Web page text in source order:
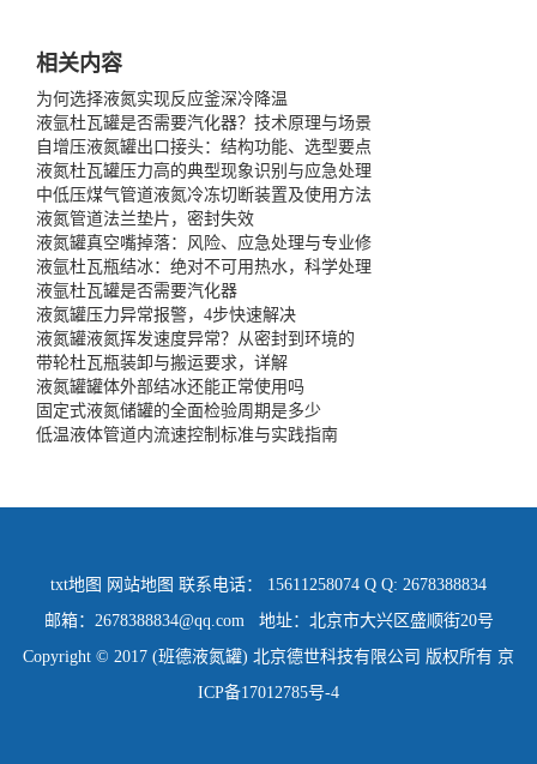
相关内容
为何选择液氮实现反应釜深冷降温
液氩杜瓦罐是否需要汽化器？技术原理与场景
自增压液氮罐出口接头：结构功能、选型要点
液氮杜瓦罐压力高的典型现象识别与应急处理
中低压煤气管道液氮冷冻切断装置及使用方法
液氮管道法兰垫片，密封失效
液氮罐真空嘴掉落：风险、应急处理与专业修
液氩杜瓦瓶结冰：绝对不可用热水，科学处理
液氩杜瓦罐是否需要汽化器
液氮罐压力异常报警，4步快速解决
液氮罐液氮挥发速度异常？从密封到环境的
带轮杜瓦瓶装卸与搬运要求，详解
液氮罐罐体外部结冰还能正常使用吗
固定式液氮储罐的全面检验周期是多少
低温液体管道内流速控制标准与实践指南
txt地图 网站地图 联系电话： 15611258074 Q Q: 2678388834
邮箱：2678388834@qq.com 地址：北京市大兴区盛顺街20号
Copyright © 2017 (班德液氮罐) 北京德世科技有限公司 版权所有 京
ICP备17012785号-4